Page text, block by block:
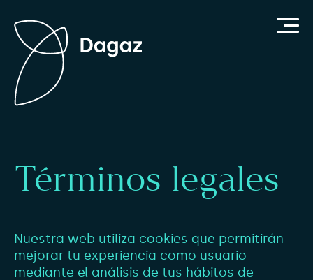
Términos legales
Nuestra web utiliza cookies que permitirán
mejorar tu experiencia como usuario
mediante el análisis de tus hábitos de